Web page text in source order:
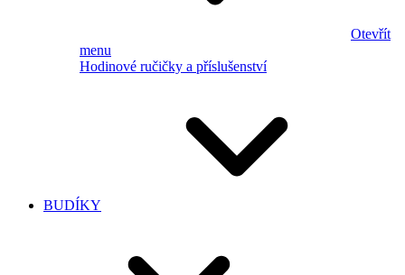
Otevřít
menu
Hodinové ručičky a příslušenství
BUDÍKY